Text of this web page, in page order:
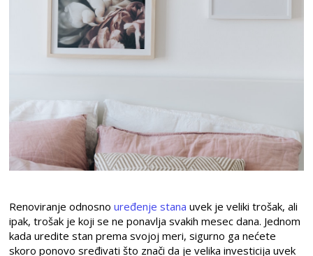
Renoviranje odnosnouređenje stana uvek je veliki trošak, ali
ipak, trošak je koji se ne ponavlja svakih mesec dana. Jednom
kada uredite stan prema svojoj meri, sigurno ga nećete
skoro ponovo sređivati što znači da je velika investicija uvek